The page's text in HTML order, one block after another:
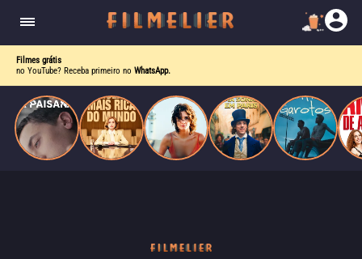
Filmes grátis
no YouTube? Receba primeiro no WhatsApp.
quando se apaixona por um de seus alvos.